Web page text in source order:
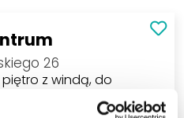
26
piętro z windą, do